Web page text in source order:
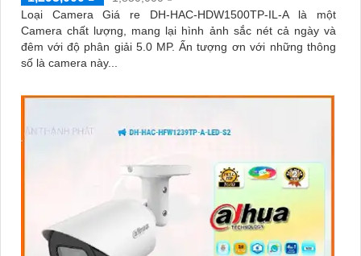
Loại Camera Giá re DH-HAC-HDW1500TP-IL-A là một
Camera chất lượng, mang lại hình ảnh sắc nét cả ngày và
đêm với độ phân giải 5.0 MP. Ấn tượng ơn với những thông
số là camera này...